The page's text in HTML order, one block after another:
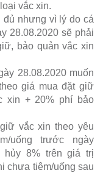
vắc xin.
đủ nhưng vì lý do cá
28.08.2020 sẽ phải
bảo quản vắc xin
28.08.2020 muốn
giá mua đặt giữ
xin + 20% phí bảo
vắc xin theo yêu
uống trước ngày
hủy 8% trên giá trị
chưa tiêm/uống sau